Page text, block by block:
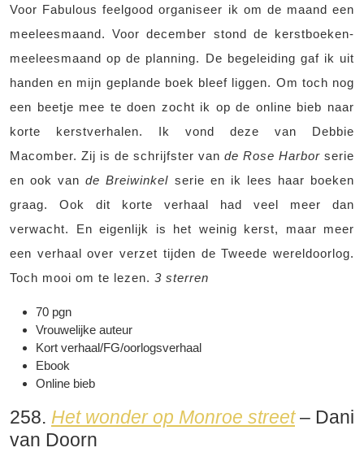
Voor Fabulous feelgood organiseer ik om de maand een
meeleesmaand. Voor december stond de kerstboeken-
meeleesmaand op de planning. De begeleiding gaf ik uit
handen en mijn geplande boek bleef liggen. Om toch nog
een beetje mee te doen zocht ik op de online bieb naar
korte kerstverhalen. Ik vond deze van Debbie
Macomber. Zij is de schrijfster van de Rose Harbor serie
en ook vande Breiwinkel serie en ik lees haar boeken
graag. Ook dit korte verhaal had veel meer dan
verwacht. En eigenlijk is het weinig kerst, maar meer
een verhaal over verzet tijden de Tweede wereldoorlog.
Toch mooi om te lezen. 3 sterren
70 pgn
Vrouwelijke auteur
Kort verhaal/FG/oorlogsverhaal
Ebook
Online bieb
258. Het wonder op Monroe street– Dani
van Doorn